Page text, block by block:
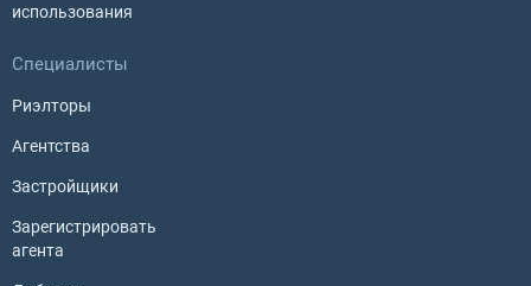
использования
Специалисты
Риэлторы
Агентства
Застройщики
Зарегистрировать
агента